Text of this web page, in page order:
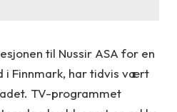
til Nussir ASA for en
i Finnmark, har tidvis vært
TV-programmet